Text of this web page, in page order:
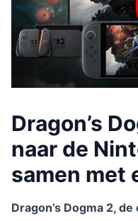
Dragon’s
naar de
samen met
Dragon’s Dogma 2,